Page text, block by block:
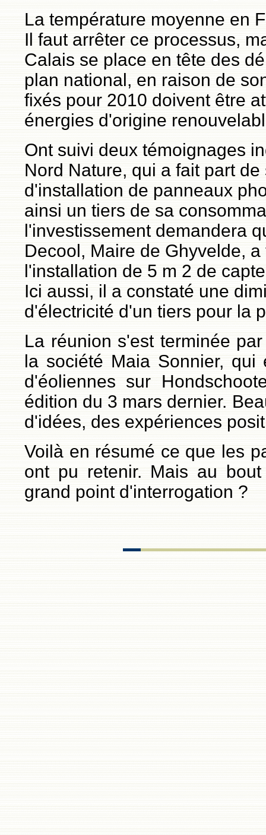
La température moyenne en
Il faut arrêter ce processus,
Calais se place en tête des
plan national, en raison de
fixés pour 2010 doivent être
énergies d'origine
Ont suivi deux témoignages
Nord Nature, qui a fait part
d'installation de panneaux
ainsi un tiers de sa
l'investissement demandera
Decool, Maire de Ghyvelde,
l'installation de 5 m 2 de
Ici aussi, il a constaté une
d'électricité d'un tiers pour la
La réunion s'est terminée
la société Maia Sonnier,
d'éoliennes sur
édition du 3 mars dernier.
d'idées, des expériences
Voilà en résumé ce que les
ont pu retenir. Mais au
grand point d'interrogation ?